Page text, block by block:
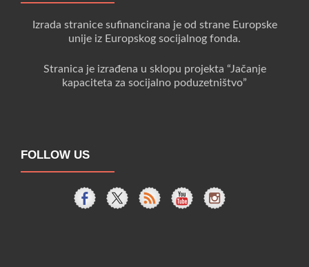
Izrada stranice sufinancirana je od strane Europske
unije iz Europskog socijalnog fonda.
Stranica je izrađena u sklopu projekta “Jačanje
kapaciteta za socijalno poduzetništvo”
FOLLOW US